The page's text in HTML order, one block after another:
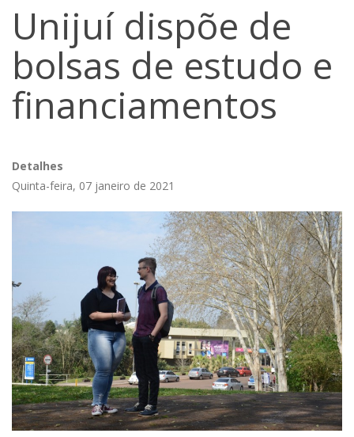
Unijuí dispõe de
bolsas de estudo e
financiamentos
Detalhes
Quinta-feira, 07 janeiro de 2021